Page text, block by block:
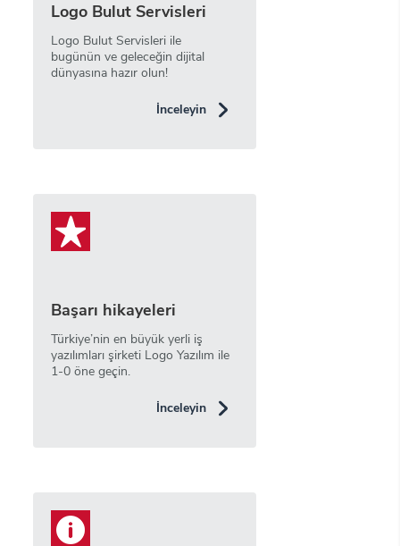
Logo Bulut Servisleri
Logo Bulut Servisleri ile
bugünün ve geleceğin dijital
dünyasına hazır olun!
İnceleyin
Başarı hikayeleri
Türkiye’nin en büyük yerli iş
yazılımları şirketi Logo Yazılım ile
1-0 öne geçin.
İnceleyin